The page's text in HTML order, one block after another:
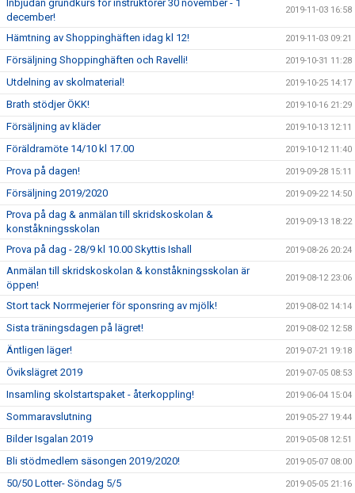
Inbjudan grundkurs för instruktörer 30 november - 1
december!
2019-11-03 16:58
Hämtning av Shoppinghäften idag kl 12! 2019-11-03 09:21
Försäljning Shoppinghäften och Ravelli! 2019-10-31 11:28
Utdelning av skolmaterial! 2019-10-25 14:17
Brath stödjer ÖKK! 2019-10-16 21:29
Försäljning av kläder 2019-10-13 12:11
Föräldramöte 14/10 kl 17.00 2019-10-12 11:40
Prova på dagen! 2019-09-28 15:11
Försäljning 2019/2020 2019-09-22 14:50
Prova på dag & anmälan till skridskoskolan &
konståkningsskolan
2019-09-13 18:22
Prova på dag - 28/9 kl 10.00 Skyttis Ishall 2019-08-26 20:24
Anmälan till skridskoskolan & konståkningsskolan är
öppen!
2019-08-12 23:06
Stort tack Norrmejerier för sponsring av mjölk! 2019-08-02 14:14
Sista träningsdagen på lägret! 2019-08-02 12:58
Äntligen läger! 2019-07-21 19:18
Övikslägret 2019 2019-07-05 08:53
Insamling skolstartspaket - återkoppling! 2019-06-04 15:04
Sommaravslutning 2019-05-27 19:44
Bilder Isgalan 2019 2019-05-08 12:51
Bli stödmedlem säsongen 2019/2020! 2019-05-07 08:00
50/50 Lotter- Söndag 5/5 2019-05-05 21:16